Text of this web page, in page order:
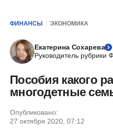
ФИНАНСЫ ЭКОНОМИКА
Екатерина Сохарева
Руководитель рубрики
Пособия какого
многодетные
Опубликовано:
27 октября 2020, 07:12